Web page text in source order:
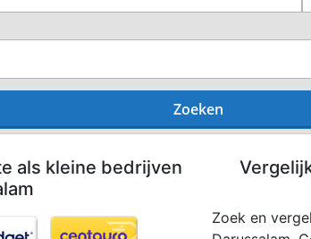
Zoeken
als kleine bedrijven
Zoek en